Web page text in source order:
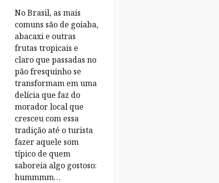
No Brasil, as mais
comuns são de goiaba,
abacaxi e outras
frutas tropicais e
claro que passadas no
pão fresquinho se
transformam em uma
delícia que faz do
morador local que
cresceu com essa
tradição até o turista
fazer aquele som
típico de quem
saboreia algo gostoso:
hummmm…